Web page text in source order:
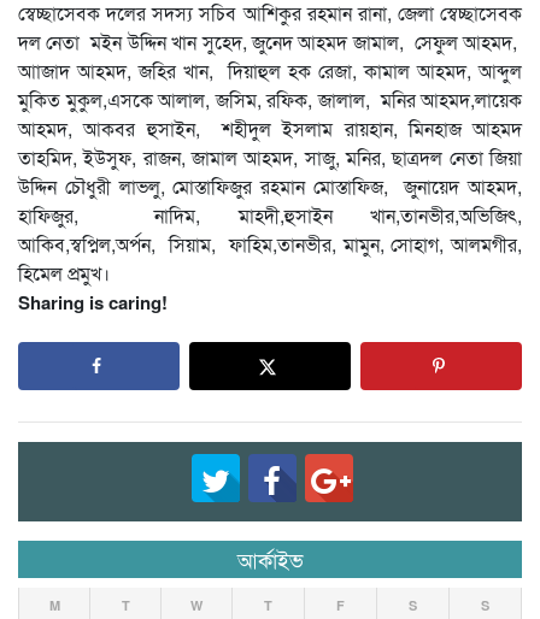
স্বেচ্ছাসেবক দলের সদস্য সচিব আশিকুর রহমান রানা, জেলা স্বেচ্ছাসেবক
দল নেতা মইন উদ্দিন খান সুহেদ, জুনেদ আহমদ জামাল, সেফুল আহমদ,
আাজাদ আহমদ, জহির খান, দিয়াহুল হক রেজা, কামাল আহমদ, আব্দুল
মুকিত মুকুল,এসকে আলাল, জসিম, রফিক, জালাল, মনির আহমদ,লায়েক
আহমদ, আকবর হুসাইন, শহীদুল ইসলাম রায়হান, মিনহাজ আহমদ
তাহমিদ, ইউসুফ, রাজন, জামাল আহমদ, সাজু, মনির, ছাত্রদল নেতা জিয়া
উদ্দিন চৌধুরী লাভলু, মোস্তাফিজুর রহমান মোস্তাফিজ, জুনায়েদ আহমদ,
হাফিজুর, নাদিম, মাহদী,হুসাইন খান,তানভীর,অভিজিৎ,
আকিব,স্বপ্নিল,অর্পন, সিয়াম, ফাহিম,তানভীর, মামুন, সোহাগ, আলমগীর,
হিমেল প্রমুখ।
Sharing is caring!
আর্কাইভ
M T W T F S S